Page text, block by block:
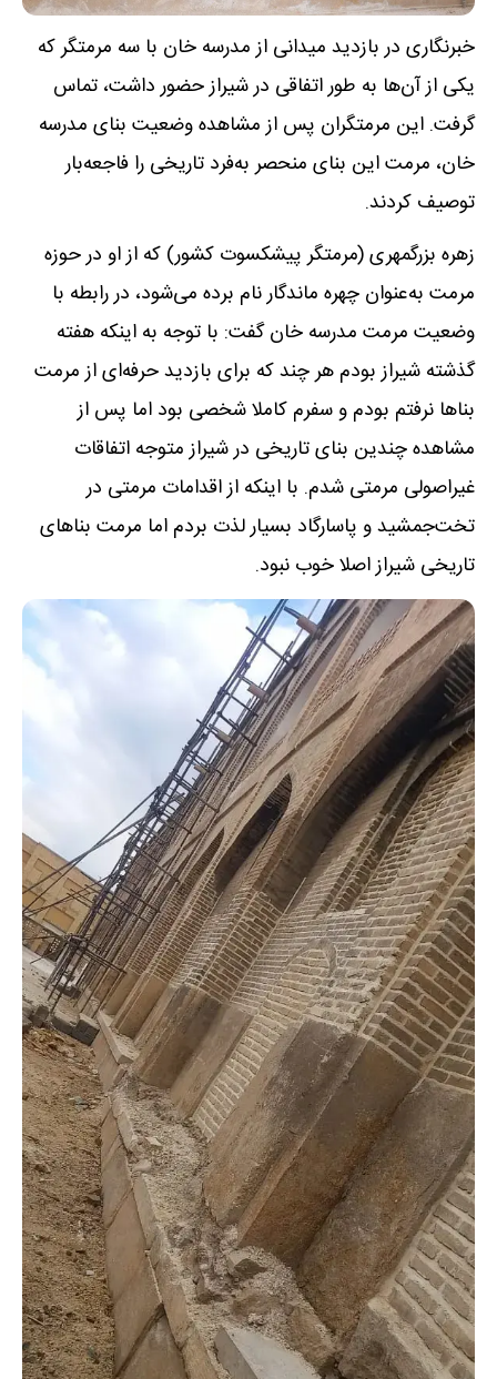
خبرنگاری در بازدید میدانی از مدرسه خان با سه مرمتگر که
یکی از آن‌ها به طور اتفاقی در شیراز حضور داشت، تماس
گرفت. این مرمتگران پس از مشاهده وضعیت بنای مدرسه
خان، مرمت این بنای منحصر به‌فرد تاریخی را فاجعه‌بار
توصیف کردند.
زهره بزرگمهری (مرمتگر پیشکسوت کشور) که از او در حوزه
مرمت به‌عنوان چهره ماندگار نام برده می‌شود، در رابطه با
وضعیت مرمت مدرسه خان گفت: با توجه به اینکه هفته
گذشته شیراز بودم هر چند که برای بازدید حرفه‌ای از مرمت
بناها نرفتم بودم و سفرم کاملا شخصی بود اما پس از
مشاهده چندین بنای تاریخی در شیراز متوجه اتفاقات
غیراصولی مرمتی شدم. با اینکه از اقدامات مرمتی در
تخت‌جمشید و پاسارگاد بسیار لذت بردم اما مرمت بناهای
تاریخی شیراز اصلا خوب نبود.